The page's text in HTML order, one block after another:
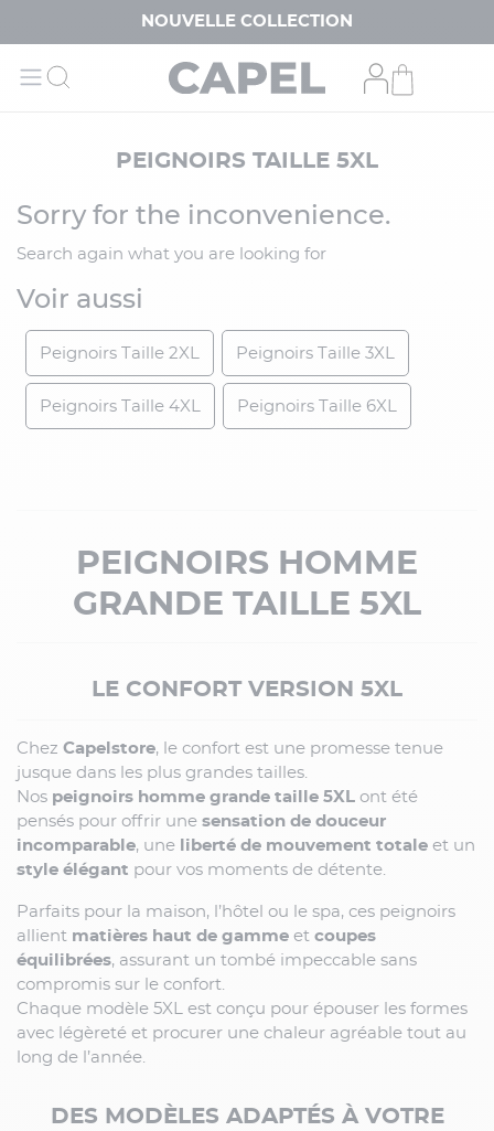
NOUVELLE COLLECTION
PEIGNOIRS TAILLE 5XL
Sorry for the inconvenience.
Search again what you are looking for
Voir aussi
Peignoirs Taille 2XL Peignoirs Taille 3XL
Peignoirs Taille 4XL Peignoirs Taille 6XL
PEIGNOIRS HOMME
GRANDE TAILLE 5XL
LE CONFORT VERSION 5XL
Chez Capelstore, le confort est une promesse tenue
jusque dans les plus grandes tailles.
Nos peignoirs homme grande taille 5XL ont été
pensés pour offrir une sensation de douceur
incomparable, une liberté de mouvement totale et un
style élégant pour vos moments de détente.
Parfaits pour la maison, l’hôtel ou le spa, ces peignoirs
allient matières haut de gamme et coupes
équilibrées, assurant un tombé impeccable sans
compromis sur le confort.
Chaque modèle 5XL est conçu pour épouser les formes
avec légèreté et procurer une chaleur agréable tout au
long de l’année.
DES MODÈLES ADAPTÉS À VOTRE